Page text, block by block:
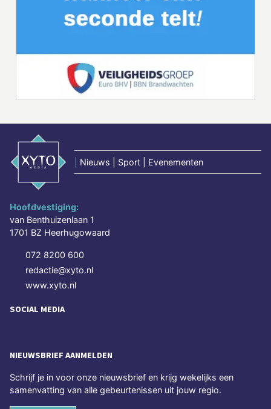
Nieuws | Sport | Evenementen
Hoofdvestiging:
van Benthuizenlaan 1
1701 BZ Heerhugowaard
072 8200 600
redactie@xyto.nl
www.xyto.nl
SOCIAL MEDIA
NIEUWSBRIEF AANMELDEN
Schrijf je in voor onze nieuwsbrief en krijg wekelijks een
samenvatting van alle gebeurtenissen uit jouw regio.